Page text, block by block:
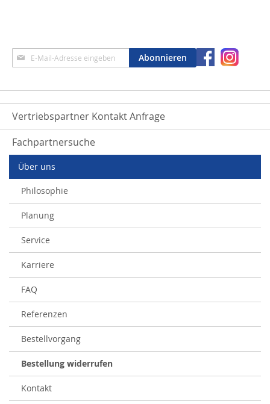
Anmeldung
zum
Abonnieren
Vertriebspartner Kontakt Anfrage
Fachpartnersuche
Über uns
Philosophie
Planung
Service
Karriere
FAQ
Referenzen
Bestellvorgang
Bestellung widerrufen
Kontakt